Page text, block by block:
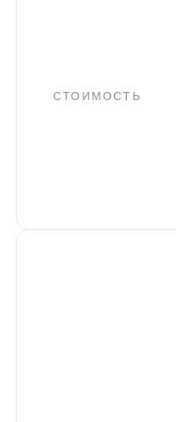
СТОИМОСТЬ